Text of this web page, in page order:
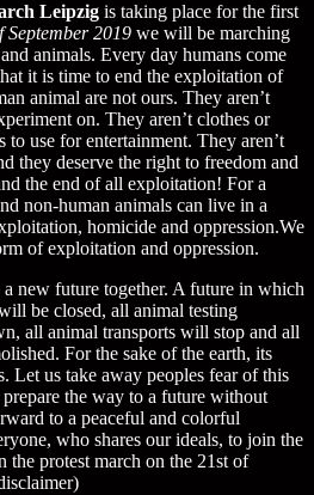
Leipzig is taking place for the first
September 2019 we will be marching
animals. Every day humans come
it is time to end the exploitation of
animal are not ours. They aren’t
on. They aren’t clothes or
to use for entertainment. They aren’t
they deserve the right to freedom and
the end of all exploitation! For a
non-human animals can live in a
homicide and oppression.We
of exploitation and oppression.
a new future together. A future in which
be closed, all animal testing
all animal transports will stop and all
For the sake of the earth, its
Let us take away peoples fear of this
the way to a future without
to a peaceful and colorful
who shares our ideals, to join the
the protest march on the 21st of